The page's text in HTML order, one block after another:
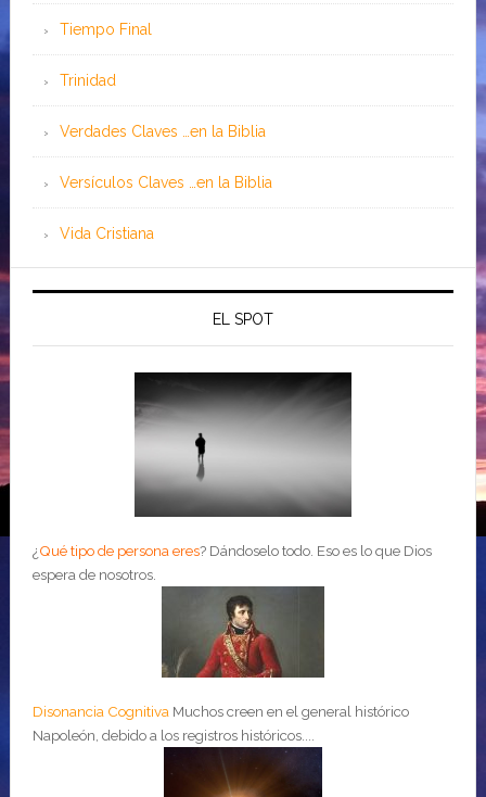
Tiempo Final
Trinidad
Verdades Claves …en la Biblia
Versículos Claves …en la Biblia
Vida Cristiana
EL SPOT
¿Qué tipo de persona eres? Dándoselo todo. Eso es lo que Dios
espera de nosotros.
Disonancia Cognitiva Muchos creen en el general histórico
Napoleón, debido a los registros históricos....